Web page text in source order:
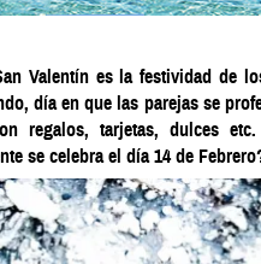
Valentín es la festividad de
día en que las parejas se
regalos, tarjetas, dulces
se celebra el día 14 de